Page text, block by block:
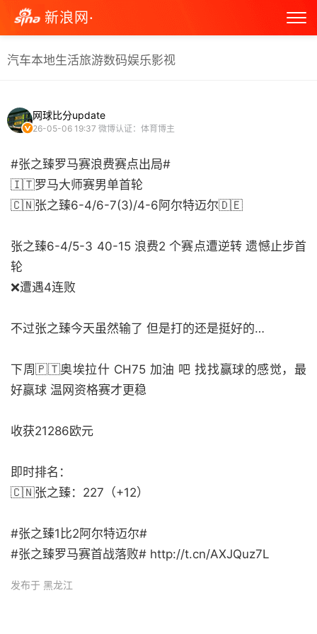
新浪网·
汽车本地生活旅游数码娱乐影视
网球比分update
26-05-06 19:37 微博认证：体育博主
#张之臻罗马赛浪费赛点出局#
🇮🇹罗马大师赛男单首轮
🇨🇳张之臻6-4/6-7(3)/4-6阿尔特迈尔🇩🇪
张之臻6-4/5-3 40-15 浪费2 个赛点遭逆转 遗憾止步首
轮
❌遭遇4连败
不过张之臻今天虽然输了 但是打的还是挺好的…
下周🇵🇹奥埃拉什 CH75 加油 吧 找找赢球的感觉，最
好赢球 温网资格赛才更稳
收获21286欧元
即时排名：
🇨🇳张之臻：227（+12）
#张之臻1比2阿尔特迈尔#
#张之臻罗马赛首战落败# http://t.cn/AXJQuz7L
发布于 黑龙江